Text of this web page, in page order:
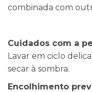
combinada com
Cuidados com a
Lavar em ciclo
secar à sombra.
Encolhimento